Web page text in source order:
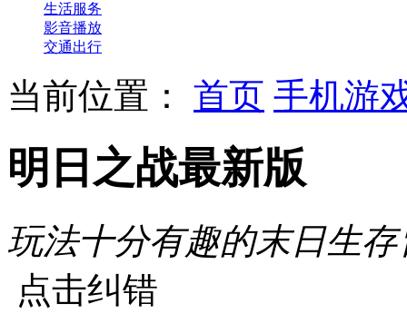
生活服务
影音播放
交通出行
当前位置： 首页 手机游
明日之战最新版
玩法十分有趣的末日生
点击纠错